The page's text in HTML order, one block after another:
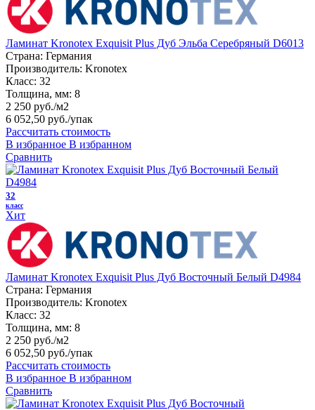
Ламинат Kronotex Exquisit Plus Дуб Эльба Серебряный D6013
Страна: Германия
Производитель: Kronotex
Класс: 32
Толщина, мм: 8
2 250 руб./м2
6 052,50 руб./упак
Рассчитать стоимость
В избранное В избранном
Сравнить
32
класс
Хит
Ламинат Kronotex Exquisit Plus Дуб Восточный Белый D4984
Страна: Германия
Производитель: Kronotex
Класс: 32
Толщина, мм: 8
2 250 руб./м2
6 052,50 руб./упак
Рассчитать стоимость
В избранное В избранном
Сравнить